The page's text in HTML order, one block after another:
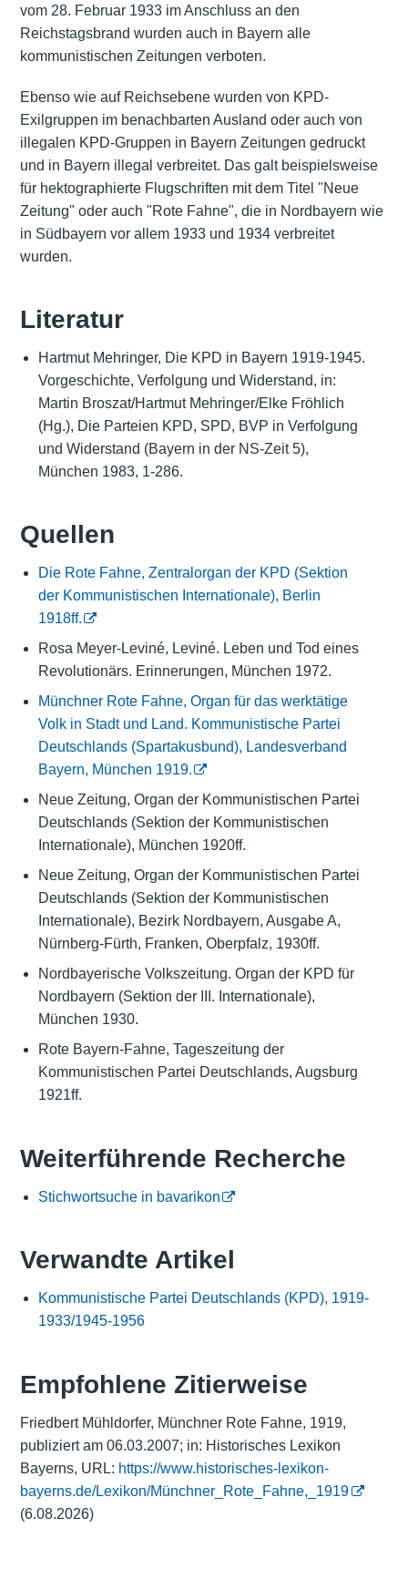
vom 28. Februar 1933 im Anschluss an den
Reichstagsbrand wurden auch in Bayern alle
kommunistischen Zeitungen verboten.
Ebenso wie auf Reichsebene wurden von KPD-
Exilgruppen im benachbarten Ausland oder auch von
illegalen KPD-Gruppen in Bayern Zeitungen gedruckt
und in Bayern illegal verbreitet. Das galt beispielsweise
für hektographierte Flugschriften mit dem Titel "Neue
Zeitung" oder auch "Rote Fahne", die in Nordbayern wie
in Südbayern vor allem 1933 und 1934 verbreitet
wurden.
Literatur
Hartmut Mehringer, Die KPD in Bayern 1919-1945.
Vorgeschichte, Verfolgung und Widerstand, in:
Martin Broszat/Hartmut Mehringer/Elke Fröhlich
(Hg.), Die Parteien KPD, SPD, BVP in Verfolgung
und Widerstand (Bayern in der NS-Zeit 5),
München 1983, 1-286.
Quellen
Die Rote Fahne, Zentralorgan der KPD (Sektion
der Kommunistischen Internationale), Berlin
1918ff.
Rosa Meyer-Leviné, Leviné. Leben und Tod eines
Revolutionärs. Erinnerungen, München 1972.
Münchner Rote Fahne, Organ für das werktätige
Volk in Stadt und Land. Kommunistische Partei
Deutschlands (Spartakusbund), Landesverband
Bayern, München 1919.
Neue Zeitung, Organ der Kommunistischen Partei
Deutschlands (Sektion der Kommunistischen
Internationale), München 1920ff.
Neue Zeitung, Organ der Kommunistischen Partei
Deutschlands (Sektion der Kommunistischen
Internationale), Bezirk Nordbayern, Ausgabe A,
Nürnberg-Fürth, Franken, Oberpfalz, 1930ff.
Nordbayerische Volkszeitung. Organ der KPD für
Nordbayern (Sektion der III. Internationale),
München 1930.
Rote Bayern-Fahne, Tageszeitung der
Kommunistischen Partei Deutschlands, Augsburg
1921ff.
Weiterführende Recherche
Stichwortsuche in bavarikon
Verwandte Artikel
Kommunistische Partei Deutschlands (KPD), 1919-
1933/1945-1956
Empfohlene Zitierweise
Friedbert Mühldorfer, Münchner Rote Fahne, 1919,
publiziert am 06.03.2007; in: Historisches Lexikon
Bayerns, URL: https://www.historisches-lexikon-
bayerns.de/Lexikon/Münchner_Rote_Fahne,_1919
(6.08.2026)